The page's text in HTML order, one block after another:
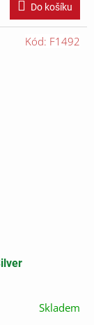
Do košíku
Skladem
Kód: F1492